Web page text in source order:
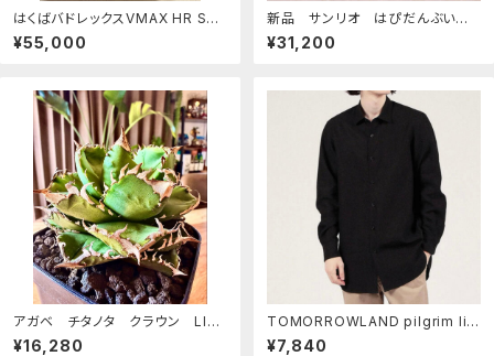
はくばバドレックスVMAX HR S6H
白銀のランス 085/070
¥55,000
新品 サンリオ はぴだんぶいちら
し柄2段収納ボックス ブラウン
グリーン
¥31,200
アガベ チタノタ クラウン LIZE
産 皇冠 親株
¥16,280
TOMORROWLAND pilgrim lin
en shirt
¥7,840